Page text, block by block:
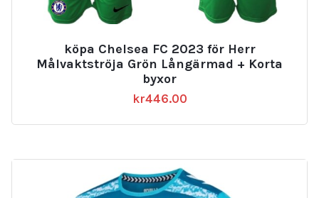
köpa Chelsea FC 2023 för Herr
Målvaktströja Grön Långärmad + Korta
byxor
kr446.00